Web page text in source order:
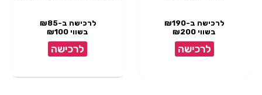
לרכישה ב-₪190
בשווי ₪200
לרכישה
לרכישה ב-₪85
בשווי ₪100
לרכישה